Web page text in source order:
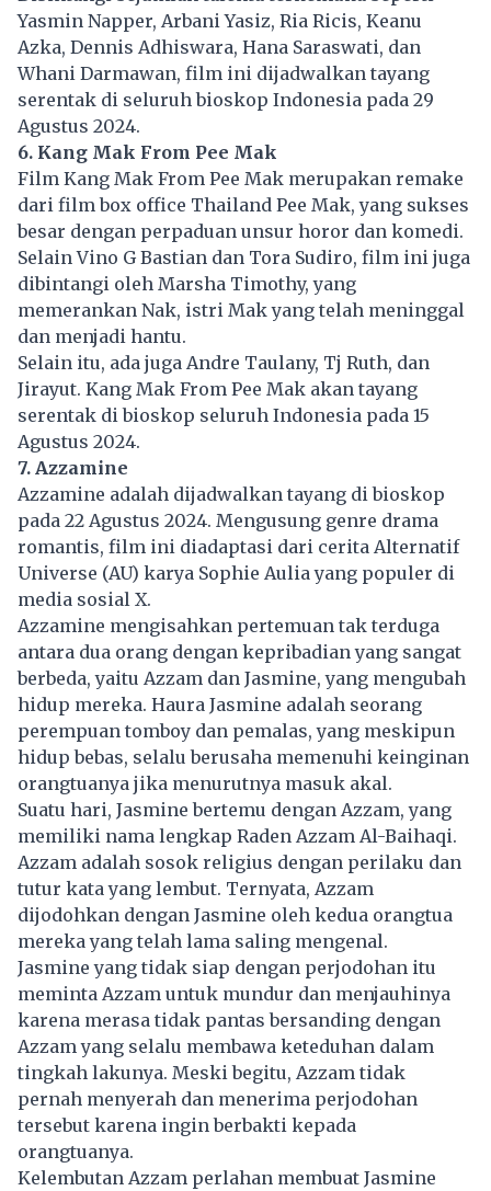
Yasmin Napper, Arbani Yasiz, Ria Ricis, Keanu
Azka, Dennis Adhiswara, Hana Saraswati, dan
Whani Darmawan, film ini dijadwalkan tayang
serentak di seluruh bioskop Indonesia pada 29
Agustus 2024.
6. Kang Mak From Pee Mak
Film Kang Mak From Pee Mak merupakan remake
dari film box office Thailand Pee Mak, yang sukses
besar dengan perpaduan unsur horor dan komedi.
Selain Vino G Bastian dan Tora Sudiro, film ini juga
dibintangi oleh Marsha Timothy, yang
memerankan Nak, istri Mak yang telah meninggal
dan menjadi hantu.
Selain itu, ada juga Andre Taulany, Tj Ruth, dan
Jirayut. Kang Mak From Pee Mak akan tayang
serentak di bioskop seluruh Indonesia pada 15
Agustus 2024.
7. Azzamine
Azzamine adalah dijadwalkan tayang di bioskop
pada 22 Agustus 2024. Mengusung genre drama
romantis, film ini diadaptasi dari cerita Alternatif
Universe (AU) karya Sophie Aulia yang populer di
media sosial X.
Azzamine mengisahkan pertemuan tak terduga
antara dua orang dengan kepribadian yang sangat
berbeda, yaitu Azzam dan Jasmine, yang mengubah
hidup mereka. Haura Jasmine adalah seorang
perempuan tomboy dan pemalas, yang meskipun
hidup bebas, selalu berusaha memenuhi keinginan
orangtuanya jika menurutnya masuk akal.
Suatu hari, Jasmine bertemu dengan Azzam, yang
memiliki nama lengkap Raden Azzam Al-Baihaqi.
Azzam adalah sosok religius dengan perilaku dan
tutur kata yang lembut. Ternyata, Azzam
dijodohkan dengan Jasmine oleh kedua orangtua
mereka yang telah lama saling mengenal.
Jasmine yang tidak siap dengan perjodohan itu
meminta Azzam untuk mundur dan menjauhinya
karena merasa tidak pantas bersanding dengan
Azzam yang selalu membawa keteduhan dalam
tingkah lakunya. Meski begitu, Azzam tidak
pernah menyerah dan menerima perjodohan
tersebut karena ingin berbakti kepada
orangtuanya.
Kelembutan Azzam perlahan membuat Jasmine